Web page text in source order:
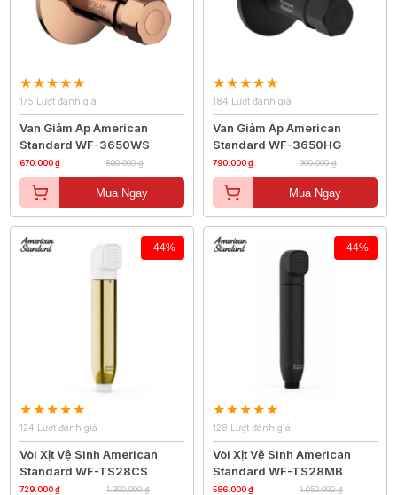
175 Lượt đánh giá
Van Giảm Áp American
Standard WF-3650WS
670.000 ₫ 800.000 ₫
Mua Ngay
184 Lượt đánh giá
Van Giảm Áp American
Standard WF-3650HG
790.000 ₫ 900.000 ₫
Mua Ngay
-44%
124 Lượt đánh giá
Vòi Xịt Vệ Sinh American
Standard WF-TS28CS
729.000 ₫ 1.300.000 ₫
-44%
128 Lượt đánh giá
Vòi Xịt Vệ Sinh American
Standard WF-TS28MB
586.000 ₫ 1.050.000 ₫